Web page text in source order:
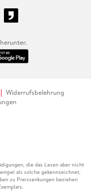
Widerrufsbelehrung
die das Lesen aber nicht
als solche gekennzeichnet.
zu Preissenkungen beziehen